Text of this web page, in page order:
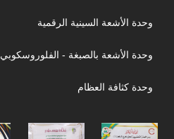
وحدة الأشعة السينية الرقمية
وحدة الأشعة بالصبغة - الفلوروسكوبي
وحدة كثافة العظام